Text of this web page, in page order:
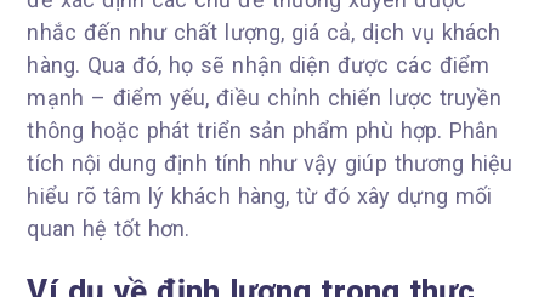
nhắc đến như chất lượng, giá cả, dịch vụ khách
hàng. Qua đó, họ sẽ nhận diện được các điểm
mạnh – điểm yếu, điều chỉnh chiến lược truyền
thông hoặc phát triển sản phẩm phù hợp. Phân
tích nội dung định tính như vậy giúp thương hiệu
hiểu rõ tâm lý khách hàng, từ đó xây dựng mối
quan hệ tốt hơn.